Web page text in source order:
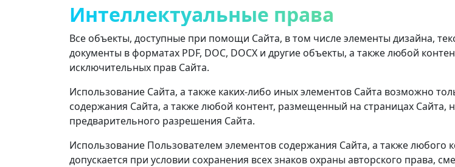
Интеллектуальные права
Все объекты, доступные при помощи Сайта, в том числе элементы дизайна,
документы в форматах PDF, DOC, DOCX и другие объекты, а также любой
исключительных прав Сайта.
Использование Сайта, а также каких-либо иных элементов Сайта возможно
содержания Сайта, а также любой контент, размещенный на страницах
предварительного разрешения Сайта.
Использование Пользователем элементов содержания Сайта, а также любого
допускается при условии сохранения всех знаков охраны авторского права,